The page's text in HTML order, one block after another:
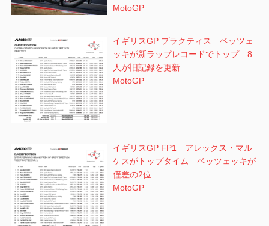
MotoGP
イギリスGP プラクティス ベッツェ
ッキが新ラップレコードでトップ 8
人が旧記録を更新
MotoGP
イギリスGP FP1 アレックス・マル
ケスがトップタイム ベッツェッキが
僅差の2位
MotoGP